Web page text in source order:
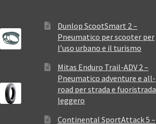
Dunlop ScootSmart 2 –
Pneumatico per scooter per
l’uso urbano e il turismo
Mitas Enduro Trail-ADV 2 –
Pneumatico adventure e all-
road per strada e fuoristrada
leggero
Continental SportAttack 5 –